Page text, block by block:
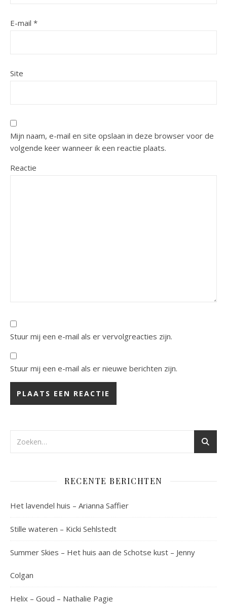
E-mail *
Site
Mijn naam, e-mail en site opslaan in deze browser voor de
volgende keer wanneer ik een reactie plaats.
Reactie
Stuur mij een e-mail als er vervolgreacties zijn.
Stuur mij een e-mail als er nieuwe berichten zijn.
RECENTE BERICHTEN
Het lavendel huis – Arianna Saffier
Stille wateren – Kicki Sehlstedt
Summer Skies – Het huis aan de Schotse kust – Jenny
Colgan
Helix – Goud – Nathalie Pagie